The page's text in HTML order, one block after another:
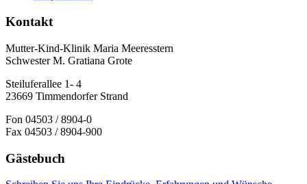
Kontakt
Mutter-Kind-Klinik Maria Meeresstern
Schwester M. Gratiana Grote
Steiluferallee 1- 4
23669 Timmendorfer Strand
Fon 04503 / 8904-0
Fax 04503 / 8904-900
Gästebuch